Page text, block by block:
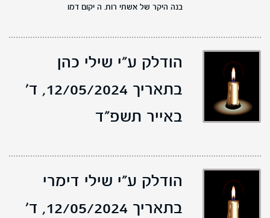
בנה היקר של אשתי רות. ה יקום דמו
הודלק ע"י שילי כהן
בתאריך 12/05/2024,
ד'
באייר תשפ"ד
הודלק ע"י שילי דימרי
בתאריך 12/05/2024,
ד'